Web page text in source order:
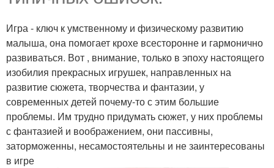
Игра - ключ к умственному и физическому развитию
малыша, она помогает крохе всесторонне и гармонично
развиваться. Вот , внимание, только в эпоху настоящего
изобилия прекрасных игрушек, направленных на
развитие сюжета, творчества и фантазии, у
современных детей почему-то с этим большие
проблемы. Им трудно придумать сюжет, у них проблемы
с фантазией и воображением, они пассивны,
заторможенны, несамостоятельны и не заинтересованы
в игре